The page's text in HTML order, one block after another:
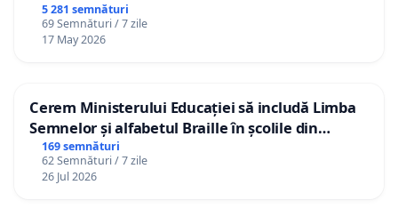
5 281 semnături
69 Semnături / 7 zile
17 May 2026
Cerem Ministerului Educației să includă Limba
Semnelor și alfabetul Braille în școlile din
Republica Moldova!
169 semnături
62 Semnături / 7 zile
26 Jul 2026